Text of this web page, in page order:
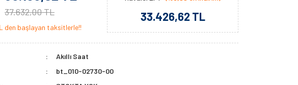
37.632,00 TL
den başlayan taksitlerle!!
33.426,62 TL
Akıllı Saat
bt_010-02730-00